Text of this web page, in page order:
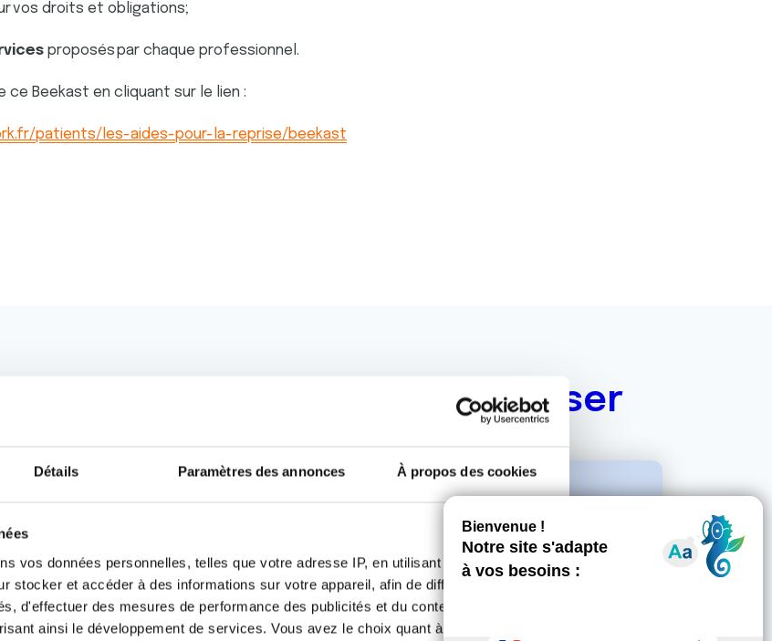
Détails Paramètres des annonces À propos des cookies
vos données personnelles, telles que votre adresse IP, en utilisant des
stocker et accéder à des informations sur votre appareil, afin de diffuser des
d'effectuer des mesures de performance des publicités et du contenu, ainsi que de
ainsi le développement de services. Vous avez le choix quant à l'utilisation de
vos droits et obligations;
proposés par chaque professionnel.
Beekast en cliquant sur le lien :
patients/les-aides-pour-la-reprise/beekast
qui pourraient vous intéresser